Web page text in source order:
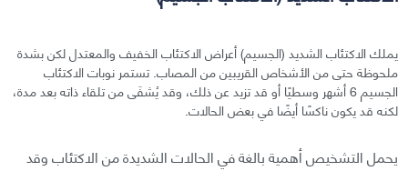
يملك الاكتئاب الشديد (الجسيم) أعراض الاكتئاب الخفيف والمعتدل لكن بشدة
ملحوظة حتى من الأشخاص القريبين من المصاب. تستمر نوبات الاكتئاب
الجسيم 6 أشهر وسطيًا أو قد تزيد عن ذلك، وقد يُشفَى من تلقاء ذاته بعد مدة،
لكنه قد يكون ناكسًا أيضًا في بعض الحالات.
يحمل التشخيص أهمية بالغة في الحالات الشديدة من الاكتئاب وقد